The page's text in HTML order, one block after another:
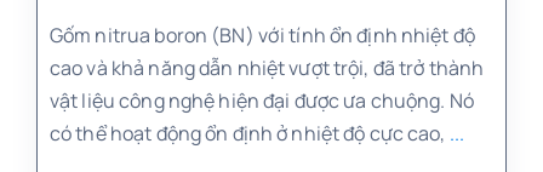
Gốm nitrua boron (BN) với tính ổn định nhiệt độ
cao và khả năng dẫn nhiệt vượt trội, đã trở thành
vật liệu công nghệ hiện đại được ưa chuộng. Nó
có thể hoạt động ổn định ở nhiệt độ cực cao, ...